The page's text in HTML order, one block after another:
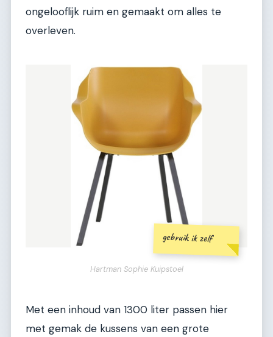
ongelooflijk ruim en gemaakt om alles te
overleven.
gebruik ik zelf
Hartman Sophie Kuipstoel
Met een inhoud van 1300 liter passen hier
met gemak de kussens van een grote